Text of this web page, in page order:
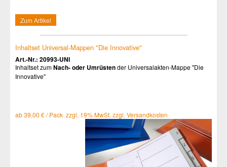
Zum Artikel
Inhaltset Universal-Mappen "Die Innovative"
Art.-Nr.: 20993-UNI
Inhaltset zumNach- oder Umrüstender Universalakten-Mappe "Die
Innovative"
ab 39,00 € / Pack zzgl. 19% MwSt. zzgl. Versandkosten